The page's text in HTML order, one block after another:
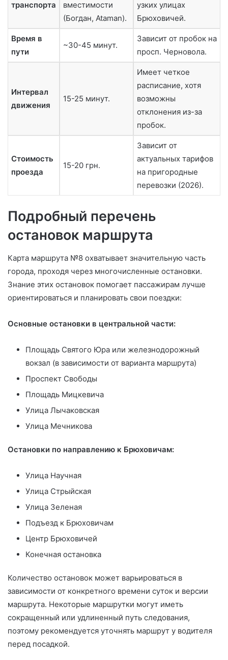
транспорта
вместимости
(Богдан, Ataman).
узких улицах
Брюховичей.
Время в
пути
~30-45 минут.
Зависит от пробок на
просп. Черновола.
Интервал
движения
15-25 минут.
Имеет четкое
расписание, хотя
возможны
отклонения из-за
пробок.
Стоимость
проезда
15-20 грн.
Зависит от
актуальных тарифов
на пригородные
перевозки (2026).
Подробный перечень
остановок маршрута
Карта маршрута №8 охватывает значительную часть
города, проходя через многочисленные остановки.
Знание этих остановок помогает пассажирам лучше
ориентироваться и планировать свои поездки:
Основные остановки в центральной части:
Площадь Святого Юра или железнодорожный
вокзал (в зависимости от варианта маршрута)
Проспект Свободы
Площадь Мицкевича
Улица Лычаковская
Улица Мечникова
Остановки по направлению к Брюховичам:
Улица Научная
Улица Стрыйская
Улица Зеленая
Подъезд к Брюховичам
Центр Брюховичей
Конечная остановка
Количество остановок может варьироваться в
зависимости от конкретного времени суток и версии
маршрута. Некоторые маршрутки могут иметь
сокращенный или удлиненный путь следования,
поэтому рекомендуется уточнять маршрут у водителя
перед посадкой.